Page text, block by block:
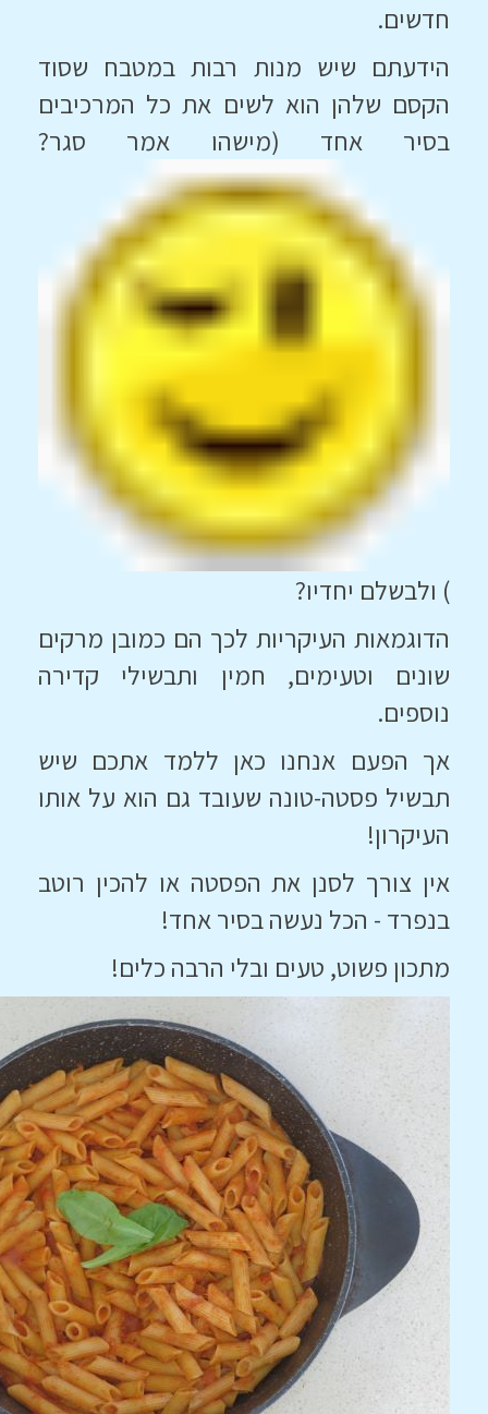
חדשים.
הידעתם שיש מנות רבות במטבח שסוד
הקסם שלהן הוא לשים את כל המרכיבים
בסיר אחד (מישהו אמר סגר?
) ולבשלם יחדיו?
הדוגמאות העיקריות לכך הם כמובן מרקים
שונים וטעימים, חמין ותבשילי קדירה
נוספים.
אך הפעם אנחנו כאן ללמד אתכם שיש
תבשיל פסטה-טונה שעובד גם הוא על אותו
העיקרון!
אין צורך לסנן את הפסטה או להכין רוטב
בנפרד - הכל נעשה בסיר אחד!
מתכון פשוט, טעים ובלי הרבה כלים!